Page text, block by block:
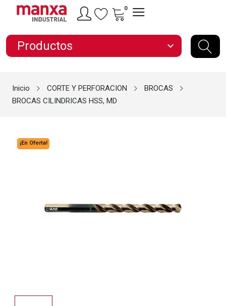
0
Productos expand_more
Inicio CORTE Y PERFORACION
BROCAS
BROCAS CILINDRICAS HSS, MD
¡En Oferta!